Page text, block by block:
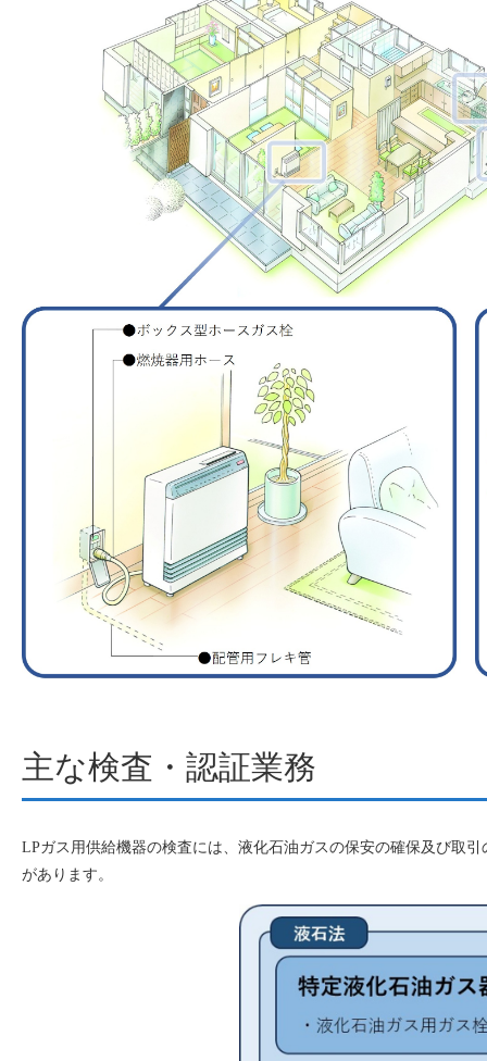
主な検査・認証業務
LPガス用供給機器の検査には、液化石油ガスの保安の確保及び取
があります。